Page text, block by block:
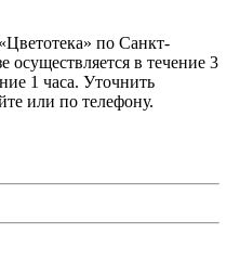
по Санкт-
осуществляется в течение 3
1 часа. Уточнить
или по телефону.